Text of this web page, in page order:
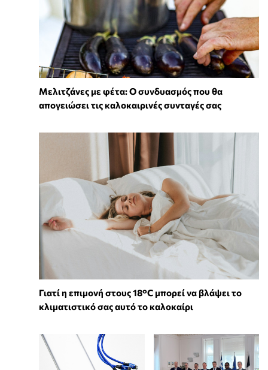
Μελιτζάνες με φέτα: Ο συνδυασμός που θα
απογειώσει τις καλοκαιρινές συνταγές σας
Γιατί η επιμονή στους 18°C μπορεί να βλάψει το
κλιματιστικό σας αυτό το καλοκαίρι